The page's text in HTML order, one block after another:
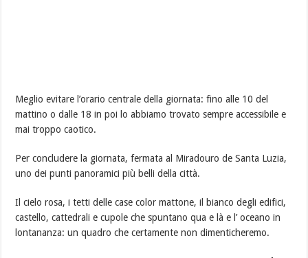
Meglio evitare l’orario centrale della giornata: fino alle 10 del
mattino o dalle 18 in poi lo abbiamo trovato sempre accessibile e
mai troppo caotico.
Per concludere la giornata, fermata al Miradouro de Santa Luzia,
uno dei punti panoramici più belli della città.
Il cielo rosa, i tetti delle case color mattone, il bianco degli edifici,
castello, cattedrali e cupole che spuntano qua e là e l’ oceano in
lontananza: un quadro che certamente non dimenticheremo.